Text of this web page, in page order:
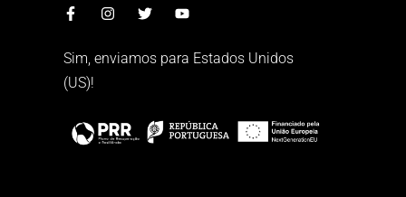
Sim, enviamos para Estados Unidos
(US)!